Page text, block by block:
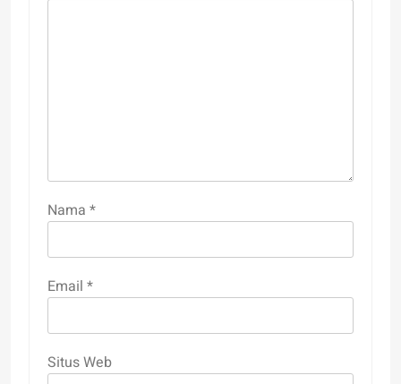
Nama *
Email *
Situs Web